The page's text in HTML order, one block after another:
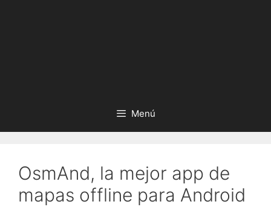
Menú
OsmAnd, la mejor app de
mapas offline para Android